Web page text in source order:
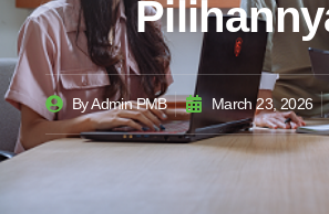
ByAdmin PMB March 23, 2026